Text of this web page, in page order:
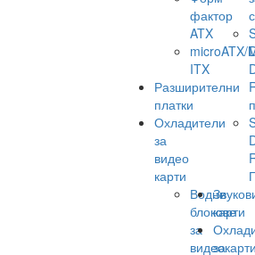
фактор
ATX
microATX/
ITX
Разширителни
платки
Охладители
за
видео
карти
Водни
блокове
за
видеокарти
карти
за